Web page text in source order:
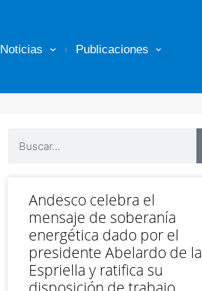
Noticias Publicaciones
Andesco celebra el
mensaje de soberanía
energética dado por el
presidente Abelardo de la
Espriella y ratifica su